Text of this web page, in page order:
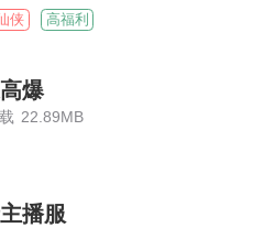
侠 高福利
爆
22.89MB
播服